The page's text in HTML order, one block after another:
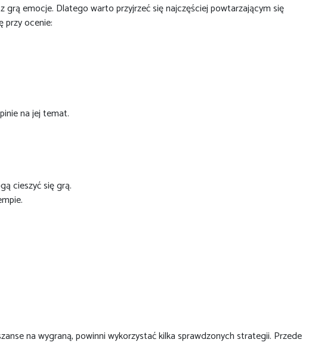
grą emocje. Dlatego warto przyjrzeć się najczęściej powtarzającym się
przy ocenie:
na jej temat.
cieszyć się grą.
na wygraną, powinni wykorzystać kilka sprawdzonych strategii. Przede